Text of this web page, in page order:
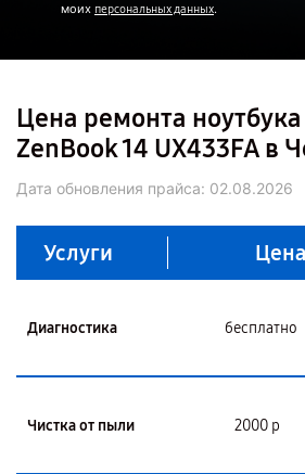
моих персональных данных.
Цена ремонта
ZenBook 14 UX433FA в
Дата обновления прайса: 02.08.2026
Услуги
Диагностика бесплатно
Чистка от пыли 2000 р